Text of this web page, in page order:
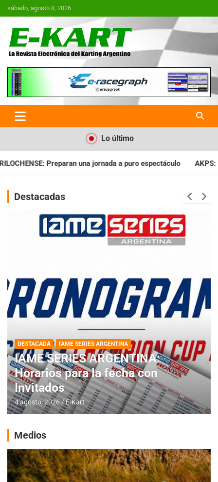
Saltar
al
sábado, agosto 8, 2026
E-Kart.com.ar | La Revista
Electrónica del Karting en
Argentina
Lo último
a puro espectáculo AKPS: Intervino la IGJ y oficializó el
Destacadas
DESTACADA IAME SERIES ARGENTINA
IAME SERIES ARGENTINA:
Horarios para la fecha con
Invitados
4 agosto, 2026 E-Kart
Medios